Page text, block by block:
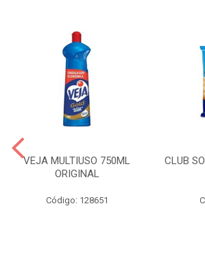
VEJA MULTIUSO 750ML
ORIGINAL
Código: 128651
CLUB